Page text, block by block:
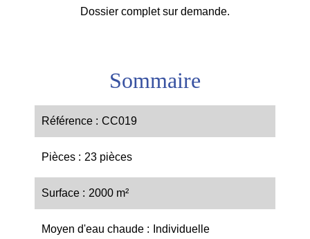
Dossier complet sur demande.
Sommaire
Référence CC019
Pièces 23 pièces
Surface 2000 m²
Moyen d'eau chaude Individuelle